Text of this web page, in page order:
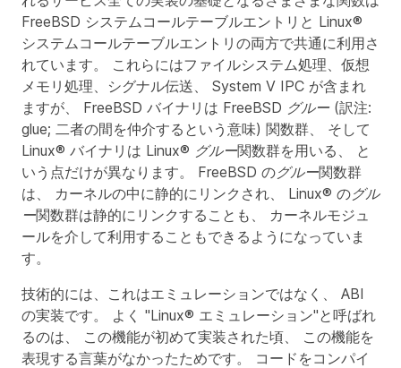
FreeBSD システムコールテーブルエントリと Linux®
システムコールテーブルエントリの両方で共通に利用さ
れています。 これらにはファイルシステム処理、仮想
メモリ処理、シグナル伝送、 System V IPC が含まれ
ますが、 FreeBSD バイナリは FreeBSD グルー(訳注:
glue; 二者の間を仲介するという意味) 関数群、 そして
Linux® バイナリは Linux® グルー関数群を用いる、 と
いう点だけが異なります。 FreeBSD のグルー関数群
は、 カーネルの中に静的にリンクされ、 Linux® のグル
ー関数群は静的にリンクすることも、 カーネルモジュ
ールを介して利用することもできるようになっていま
す。
技術的には、これはエミュレーションではなく、 ABI
の実装です。 よく "Linux® エミュレーション"と呼ばれ
るのは、 この機能が初めて実装された頃、 この機能を
表現する言葉がなかったためです。 コードをコンパイ